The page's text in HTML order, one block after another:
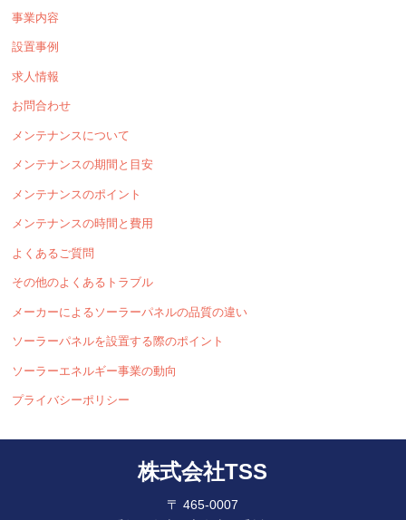
事業内容
設置事例
求人情報
お問合わせ
メンテナンスについて
メンテナンスの期間と目安
メンテナンスのポイント
メンテナンスの時間と費用
よくあるご質問
その他のよくあるトラブル
メーカーによるソーラーパネルの品質の違い
ソーラーパネルを設置する際のポイント
ソーラーエネルギー事業の動向
プライバシーポリシー
株式会社TSS
〒 465-0007